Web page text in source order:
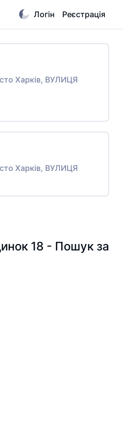
Логін Реєстрація
Харків, ВУЛИЦЯ
Харків, ВУЛИЦЯ
18 - Пошук за